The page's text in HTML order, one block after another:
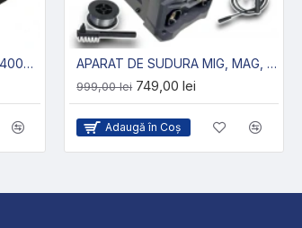
Inverter electric de sudură 400А STAHL MAYER (la pretul afisat se vor adauga 25 lei transportul) APARAT DE SUDURA MIG, MAG, MMA STAHLMAYER
999,00 lei 749,00 lei
Adaugă în Coş